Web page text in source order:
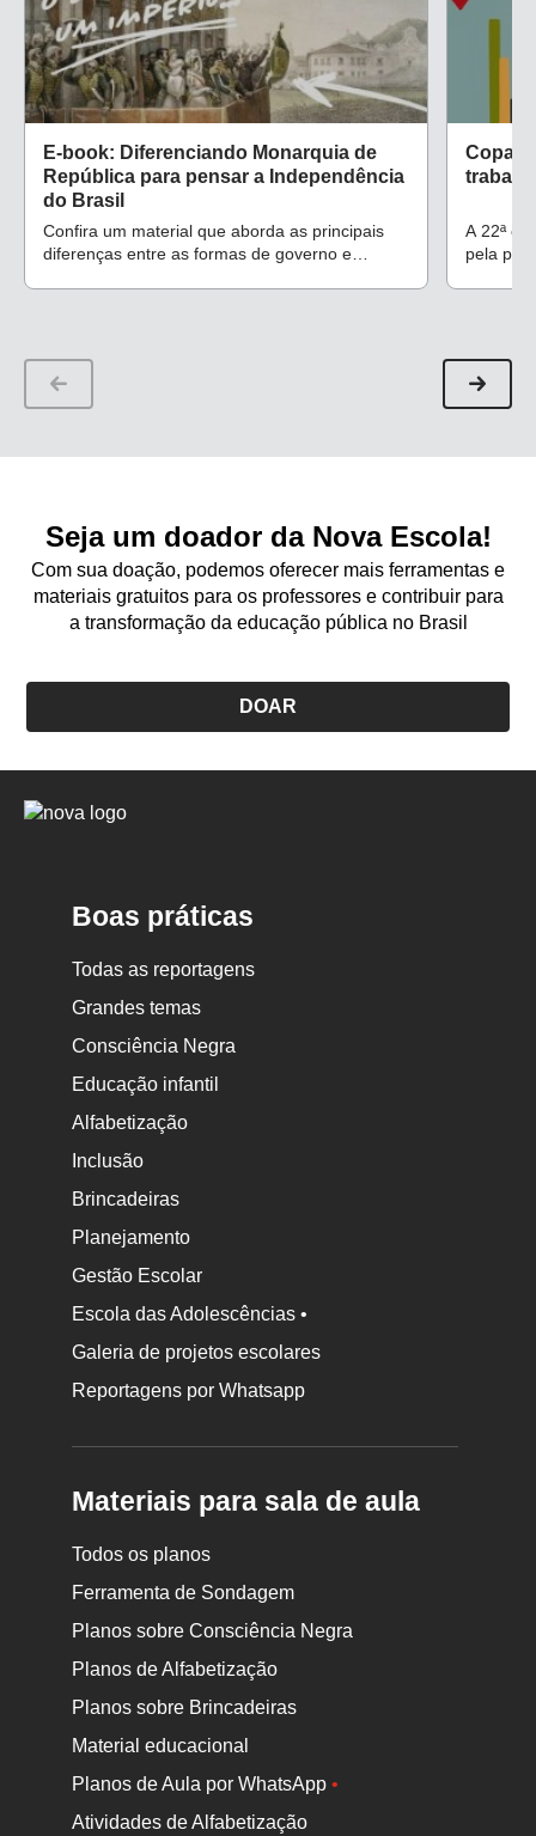
E-book: Diferenciando Monarquia de
República para pensar a Independência
do Brasil
Confira um material que aborda as principais
diferenças entre as formas de governo e
Copa
A 22ª
pela
viagem
Seja um doador da Nova Escola!
Com sua doação, podemos oferecer mais ferramentas e
materiais gratuitos para os professores e contribuir para
a transformação da educação pública no Brasil
DOAR
Logo
Boas práticas
Todas as reportagens
Grandes temas
Consciência Negra
Educação infantil
Alfabetização
Inclusão
Brincadeiras
Planejamento
Gestão Escolar
Escola das Adolescências •
Galeria de projetos escolares
Reportagens por Whatsapp
Materiais para sala de aula
Todos os planos
Ferramenta de Sondagem
Planos sobre Consciência Negra
Planos de Alfabetização
Planos sobre Brincadeiras
Material educacional
Planos de Aula por WhatsApp•
Atividades de Alfabetização